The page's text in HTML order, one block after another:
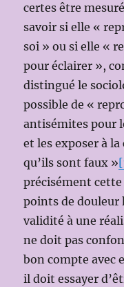
certes être
savoir si elle «
soi » ou si elle «
pour éclairer »,
distingué le
possible de «
antisémites pour
et les exposer à
qu’ils sont faux »
précisément
points de douleur
validité à une
ne doit pas
bon compte avec
il doit essayer